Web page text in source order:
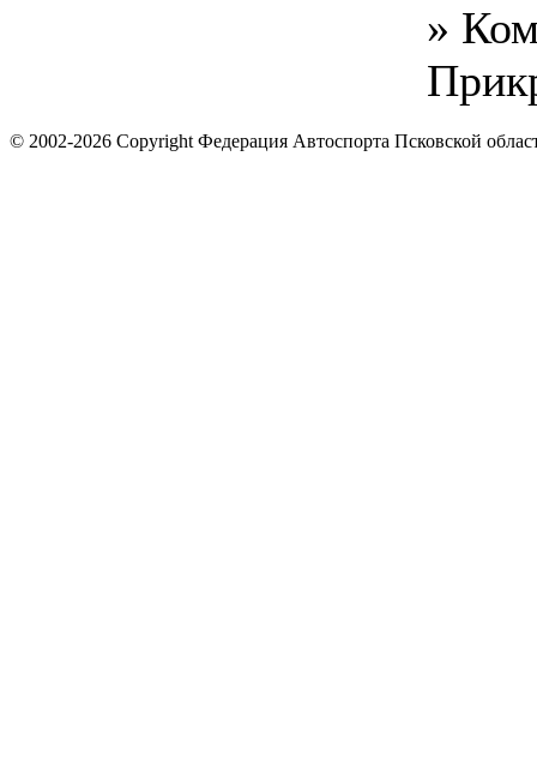
»
© 2002-2026 Copyright Федерация Автоспорта Псковской